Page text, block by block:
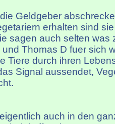
Geldgeber
erhalten sind
sagen auch selten was
Thomas D fuer sich
Tiere durch ihren
Signal aussendet,
auch in den